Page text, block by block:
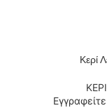
ΔΙΑΒΆΣΤΕ Κερί